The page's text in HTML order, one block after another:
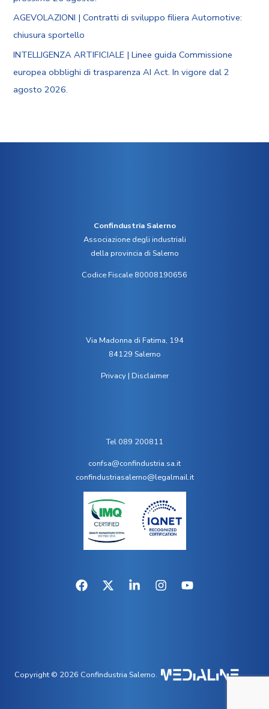
AGEVOLAZIONI | Contratti di sviluppo filiera Automotive:
chiusura sportello
INTELLIGENZA ARTIFICIALE | Linee guida Commissione
europea obblighi di trasparenza AI Act. In vigore dal 2
agosto 2026.
Confindustria Salerno
Associazione degli industriali
della provincia di Salerno
Codice Fiscale 80008190656
Via Madonna di Fatima, 194
84129 Salerno
Privacy| Disclaimer
Tel 089 200811
confsa@confindustria.sa.it
confindustriasalerno@legalmail.it
Copyright © 2026 Confindustria Salerno.